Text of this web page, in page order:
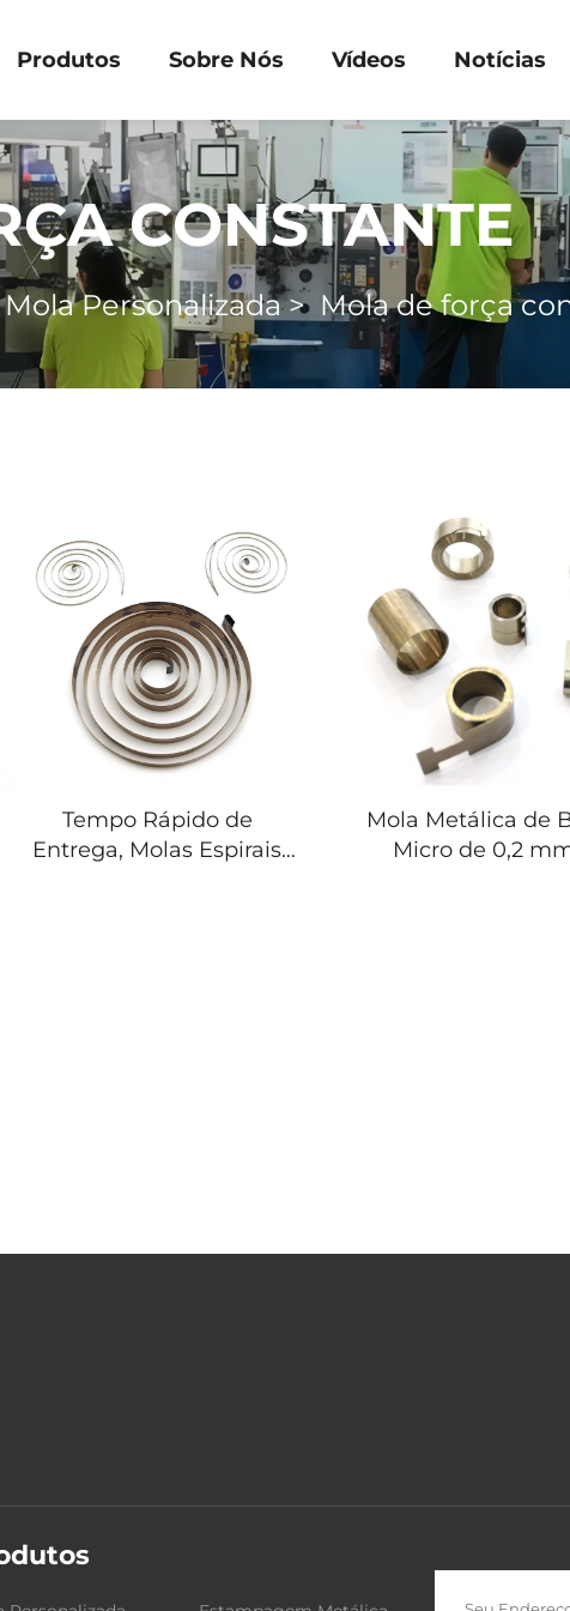
Produtos Sobre Nós Vídeos Notícias
CONSTANTE
Mola Personalizada> Mola de força
Tempo Rápido de
Entrega, Molas Espirais
Mola Metálica de
Micro de 0,2